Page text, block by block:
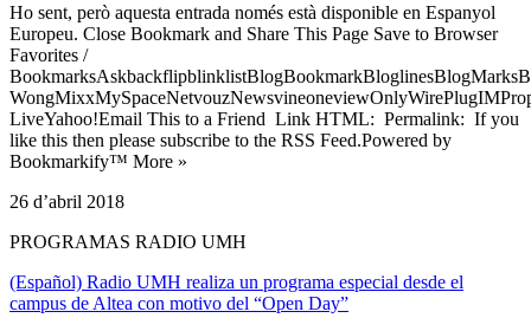
Ho sent, però aquesta entrada només està disponible en Espanyol
Europeu. Close Bookmark and Share This Page Save to Browser
Favorites /
LiveYahoo!Email This to a Friend Link HTML: Permalink: If you
like this then please subscribe to the RSS Feed.Powered by
Bookmarkify™ More »
26 d’abril 2018
PROGRAMAS RADIO UMH
(Español) Radio UMH realiza un programa especial desde el
campus de Altea con motivo del “Open Day”